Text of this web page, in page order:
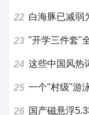
22 白海豚已减弱
23 "开学三件套"
24 这些中国风热
25 一个"村级"游
26 国产磁悬浮